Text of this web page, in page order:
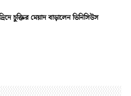
চুক্তির মেয়াদ বাড়ালেন ভিনিসিউস